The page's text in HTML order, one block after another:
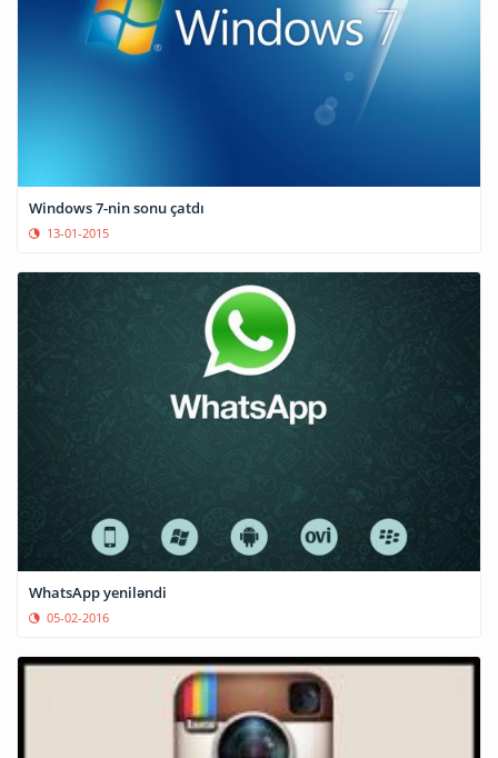
Windows 7-nin sonu çatdı
13-01-2015
WhatsApp yeniləndi
05-02-2016